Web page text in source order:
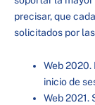
precisar, que
solicitados por
Web 2020.
inicio de
Web 2021.